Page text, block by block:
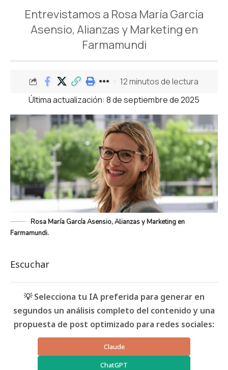
Entrevistamos a Rosa María García
Asensio, Alianzas y Marketing en
Farmamundi
Última actualización: 8 de septiembre de 2025
12 minutos de lectura
Rosa María García Asensio, Alianzas y Marketing en
Farmamundi.
Escuchar
💡 Selecciona tu IA preferida para generar en
segundos un análisis completo del contenido y una
propuesta de post optimizado para redes sociales:
Claude
ChatGPT